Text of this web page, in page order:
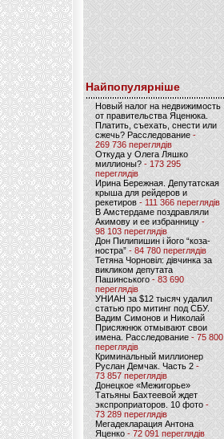
Найпопулярніше
Новый налог на недвижимость
от правительства Яценюка.
Платить, съехать, снести или
сжечь? Расследование-
269 736 переглядів
Откуда у Олега Ляшко
миллионы? - 173 295
переглядів
Ирина Бережная. Депутатская
крыша для рейдеров и
рекетиров - 111 366 переглядів
В Амстердаме поздравляли
Акимову и ее избранницу -
98 103 переглядів
Дон Пилипишин і його “коза-
ностра” - 84 780 переглядів
Тетяна Чорновіл: дівчинка за
викликом депутата
Пашинського- 83 690
переглядів
УНИАН за $12 тысяч удалил
статью про митинг под СБУ.
Вадим Симонов и Николай
Присяжнюк отмывают свои
имена. Расследование - 75 800
переглядів
Криминальный миллионер
Руслан Демчак. Часть 2-
73 857 переглядів
Донецкое «Межигорье»
Татьяны Бахтеевой ждет
экспроприаторов. 10 фото -
73 289 переглядів
Мегадекларация Антона
Яценко - 72 091 переглядів